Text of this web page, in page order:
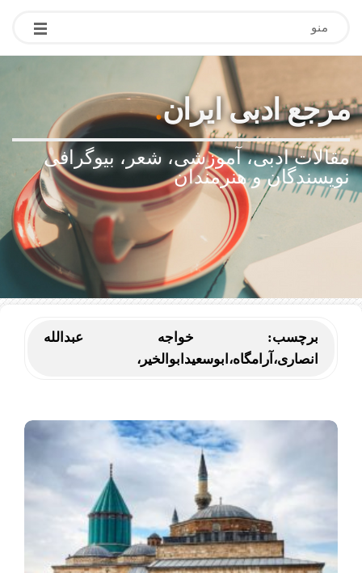
منو
مرجع ادبی ایران.
مقالات ادبی، آموزشی، شعر، بیوگرافی
نویسندگان و هنرمندان
برچسب: خواجه عبدالله
انصاری،آرامگاه،ابوسعیدابوالخیر،